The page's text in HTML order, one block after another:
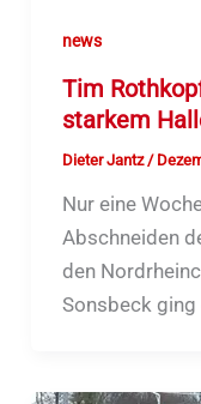
news
Tim
starkem
Dieter Jantz /
Nur eine
Abschneiden
den
Sonsbeck